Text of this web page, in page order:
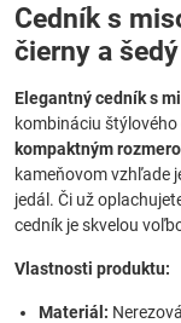
Cedník s
čierny a
Elegantný cedník s
kombináciu
kompaktným
kameňovom vzhľade
jedál. Či už
cedník je skvelou
Vlastnosti produktu:
Materiál: